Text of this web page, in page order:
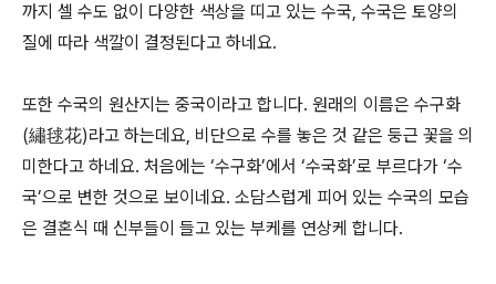
까지 셀 수도 없이 다양한 색상을 띠고 있는 수국, 수국은 토양의
질에 따라 색깔이 결정된다고 하네요.
또한 수국의 원산지는 중국이라고 합니다. 원래의 이름은 수구화
(繡毬花)라고 하는데요, 비단으로 수를 놓은 것 같은 둥근 꽃을 의
미한다고 하네요. 처음에는 ‘수구화’에서 ‘수국화’로 부르다가 ‘수
국’으로 변한 것으로 보이네요. 소담스럽게 피어 있는 수국의 모습
은 결혼식 때 신부들이 들고 있는 부케를 연상케 합니다.